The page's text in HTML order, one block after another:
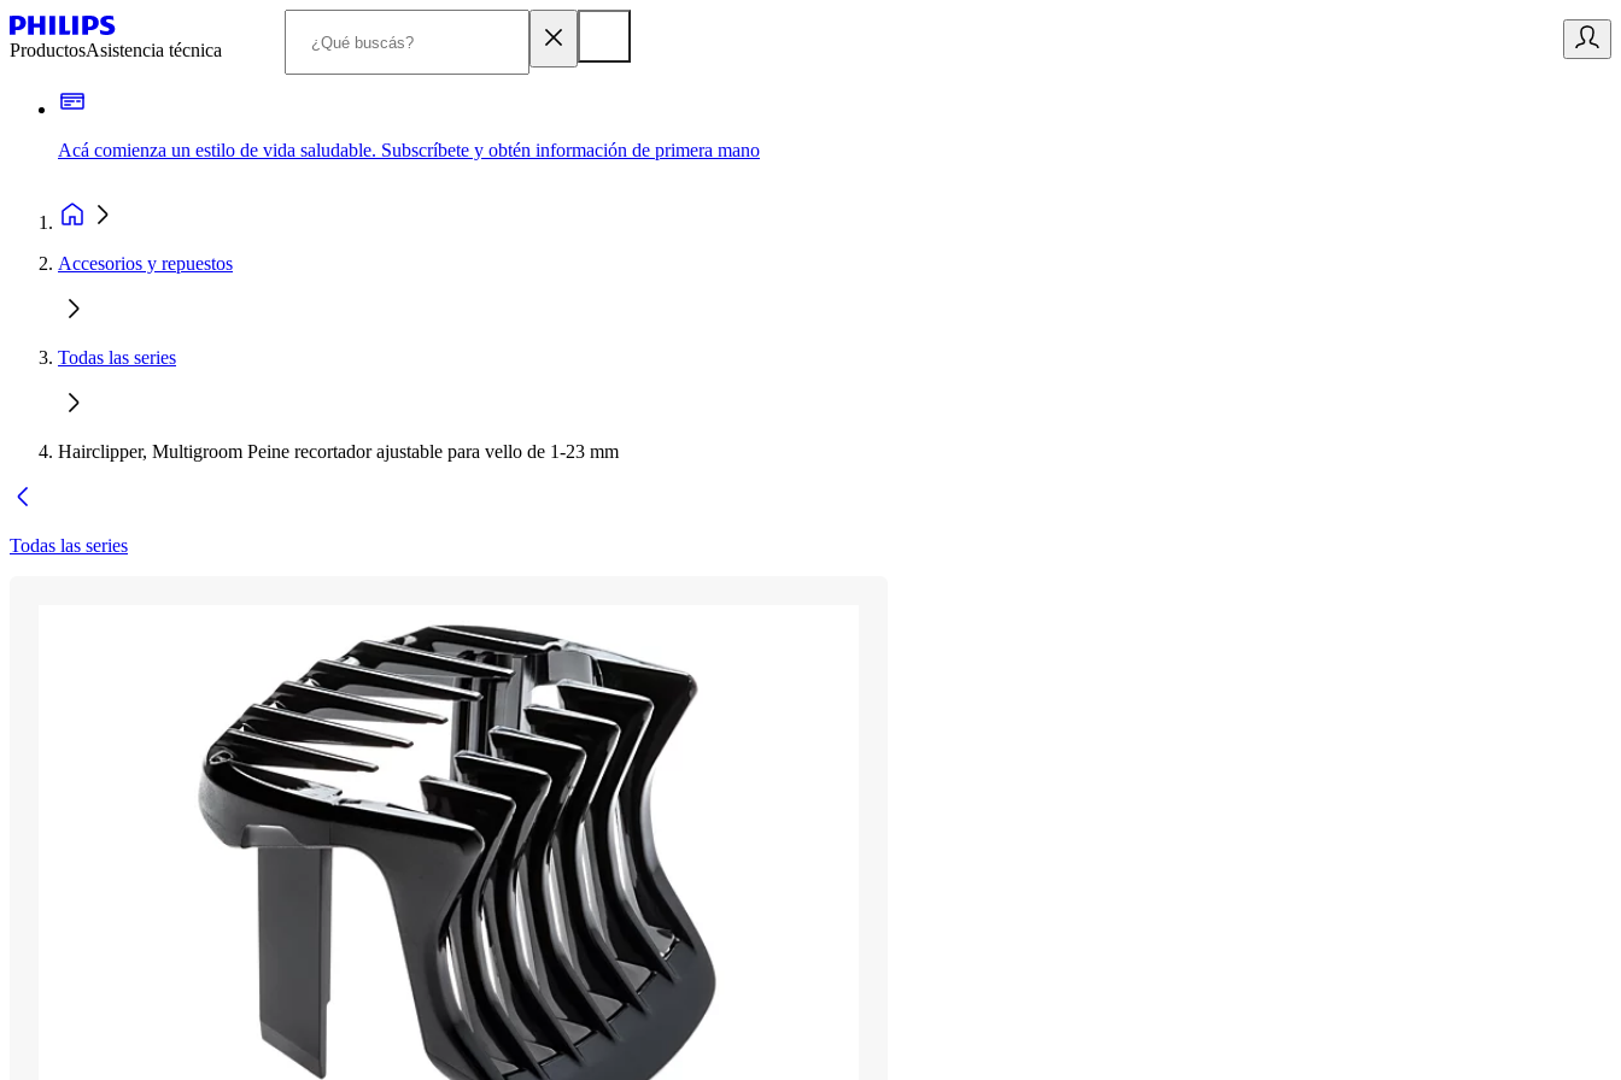
ProductosAsistencia técnica
Acá comienza un estilo de vida saludable. Subscríbete y obtén información de primera mano
Accesorios y repuestos
Todas las series
Hairclipper, Multigroom Peine recortador ajustable para vello de 1-23 mm
Todas las series